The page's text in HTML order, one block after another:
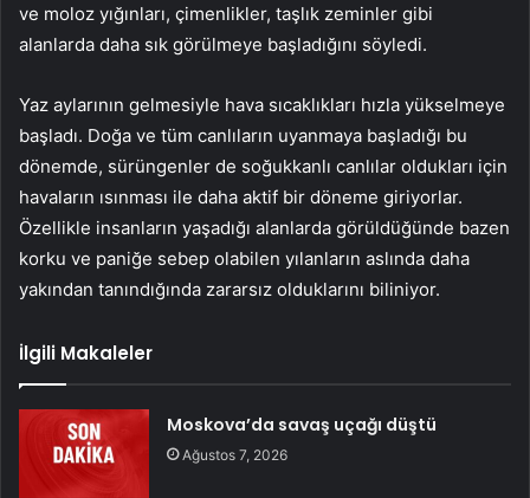
ve moloz yığınları, çimenlikler, taşlık zeminler gibi
alanlarda daha sık görülmeye başladığını söyledi.
Yaz aylarının gelmesiyle hava sıcaklıkları hızla yükselmeye
başladı. Doğa ve tüm canlıların uyanmaya başladığı bu
dönemde, sürüngenler de soğukkanlı canlılar oldukları için
havaların ısınması ile daha aktif bir döneme giriyorlar.
Özellikle insanların yaşadığı alanlarda görüldüğünde bazen
korku ve paniğe sebep olabilen yılanların aslında daha
yakından tanındığında zararsız olduklarını biliniyor.
İlgili Makaleler
Moskova’da savaş uçağı düştü
Ağustos 7, 2026